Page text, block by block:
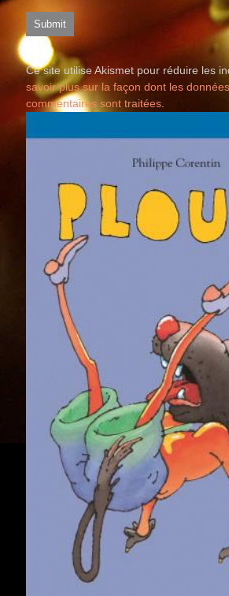
Ce site utilise Akismet pour réduire les
savoir plus sur la façon dont les
commentaires sont traitées